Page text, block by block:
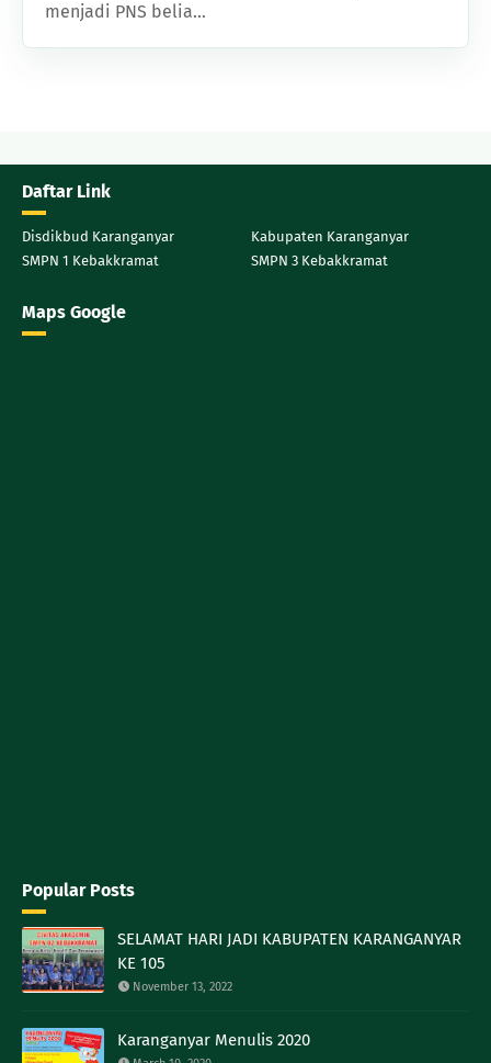
menjadi PNS belia…
Daftar Link
Disdikbud Karanganyar
Kabupaten Karanganyar
SMPN 1 Kebakkramat
SMPN 3 Kebakkramat
Maps Google
Popular Posts
SELAMAT HARI JADI KABUPATEN KARANGANYAR
KE 105
November 13, 2022
Karanganyar Menulis 2020